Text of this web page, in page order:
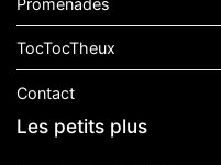
Promenades
TocTocTheux
Contact
Les petits plus